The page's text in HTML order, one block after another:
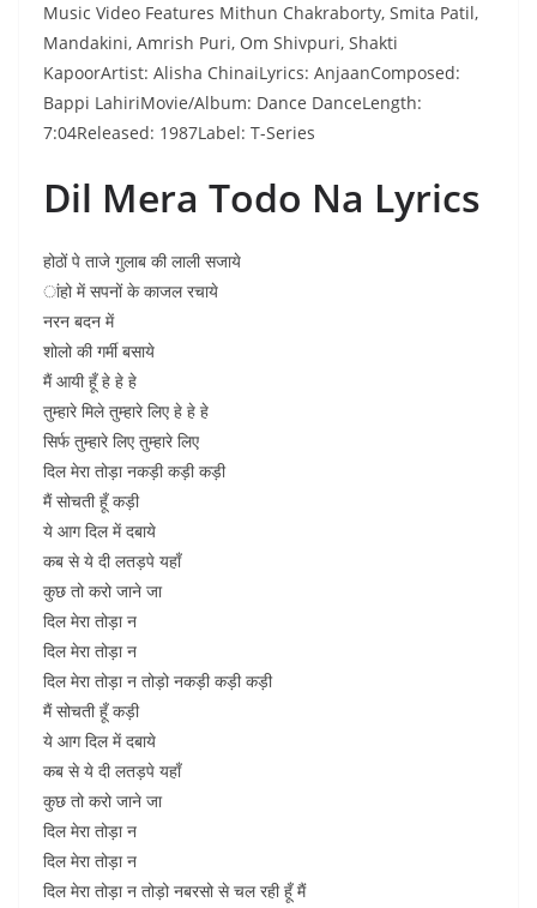
Music Video Features Mithun Chakraborty, Smita Patil,
Mandakini, Amrish Puri, Om Shivpuri, Shakti
KapoorArtist: Alisha ChinaiLyrics: AnjaanComposed:
Bappi LahiriMovie/Album: Dance DanceLength:
7:04Released: 1987Label: T-Series
Dil Mera Todo Na Lyrics
होठों पे ताजे गुलाब की लाली सजाये
ांहो में सपनों के काजल रचाये
नरन बदन में
शोलो की गर्मी बसाये
मैं आयी हूँ हे हे हे
तुम्हारे मिले तुम्हारे लिए हे हे हे
सिर्फ तुम्हारे लिए तुम्हारे लिए
दिल मेरा तोड़ा नकड़ी कड़ी कड़ी
मैं सोचती हूँ कड़ी
ये आग दिल में दबाये
कब से ये दी लतड़पे यहाँ
कुछ तो करो जाने जा
दिल मेरा तोड़ा न
दिल मेरा तोड़ा न
दिल मेरा तोड़ा न तोड़ो नकड़ी कड़ी कड़ी
मैं सोचती हूँ कड़ी
ये आग दिल में दबाये
कब से ये दी लतड़पे यहाँ
कुछ तो करो जाने जा
दिल मेरा तोड़ा न
दिल मेरा तोड़ा न
दिल मेरा तोड़ा न तोड़ो नबरसो से चल रही हूँ मैं